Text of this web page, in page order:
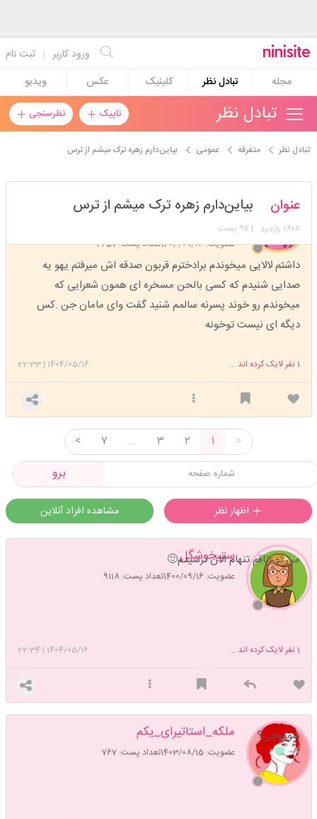
ثبت نام | ورود کاربر
مجله
تبادل نظر کلینیک عکس ویدیو
تاپیک نظرسنجی تبادل نظر
تبادل نظر متفرقه عمومی بیاین‌دارم زهره ترک میشم از ترس
farariazkhod
عضویت: 1403/09/06 تعداد پست: 2257
عنوان بیاین‌دارم زهره ترک میشم از ترس
1818 بازدید | 97 پست
داشتم لالایی میخوندم برادخترم قربون صدقه اش میرفتم یهو یه
صدایی شنیدم که کسی بالحن مسخره ای همون شعرایی که
میخوندم رو خوند پسرنه سالمم شنید گفت وای مامان جن .کس
دیگه ای نیست توخونه
1404/05/16
|
22:33 1نفر لایک کرده اند ...
>
1
2
3
...
7
<
برو
مشاهده افراد آنلاین
ستیخوشگل
عضویت: 1400/09/16 تعداد پست: 9118
من تو اتاقم تنهام الان ترسیدم🙂
1404/05/16
|
22:34 1نفر لایک کرده اند ...
ملکه_استاتیرای_یکم
عضویت: 1403/08/15 تعداد پست: 767
شوووخی؟